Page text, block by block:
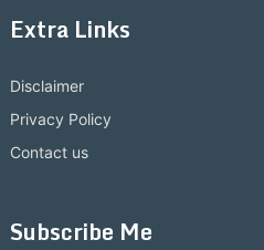
Extra Links
Disclaimer
Privacy Policy
Contact us
Subscribe Me